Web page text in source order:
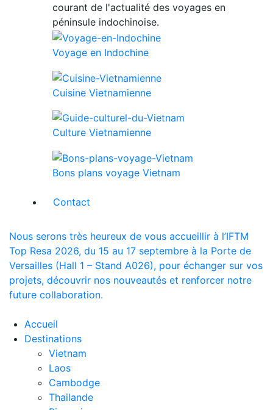
courant de l'actualité des voyages en
péninsule indochinoise.
Voyage en Indochine
Cuisine Vietnamienne
Culture Vietnamienne
Bons plans voyage Vietnam
Contact
Nous serons très heureux de vous accueillir à l’IFTM
Top Resa 2026, du 15 au 17 septembre à la Porte de
Versailles (Hall 1 – Stand A026), pour échanger sur vos
projets, découvrir nos nouveautés et renforcer notre
future collaboration.
Accueil
Destinations
Vietnam
Laos
Cambodge
Thailande